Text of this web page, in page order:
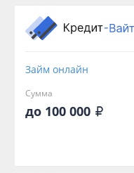
Займ онлайн
Сумма
до 100 000